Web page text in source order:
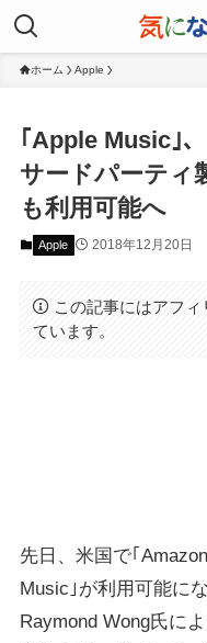
ホーム Apple
｢Apple Music｣
サードパーティ
も利用可能へ
Apple 2018年12月20日
この記事にはアフ
ています。
先日、米国で｢
Music｣が利用可能に
Raymond Wong氏に